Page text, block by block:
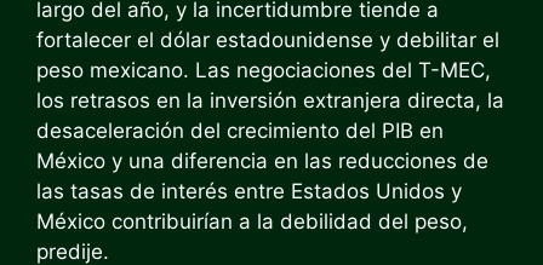
largo del año, y la incertidumbre tiende a
fortalecer el dólar estadounidense y debilitar el
peso mexicano. Las negociaciones del T-MEC,
los retrasos en la inversión extranjera directa, la
desaceleración del crecimiento del PIB en
México y una diferencia en las reducciones de
las tasas de interés entre Estados Unidos y
México contribuirían a la debilidad del peso,
predije.